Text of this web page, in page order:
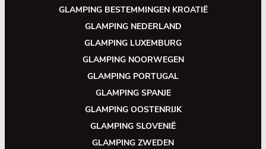
GLAMPING BESTEMMINGEN KROATIË
GLAMPING NEDERLAND
GLAMPING LUXEMBURG
GLAMPING NOORWEGEN
GLAMPING PORTUGAL
GLAMPING SPANJE
GLAMPING OOSTENRIJK
GLAMPING SLOVENIË
GLAMPING ZWEDEN